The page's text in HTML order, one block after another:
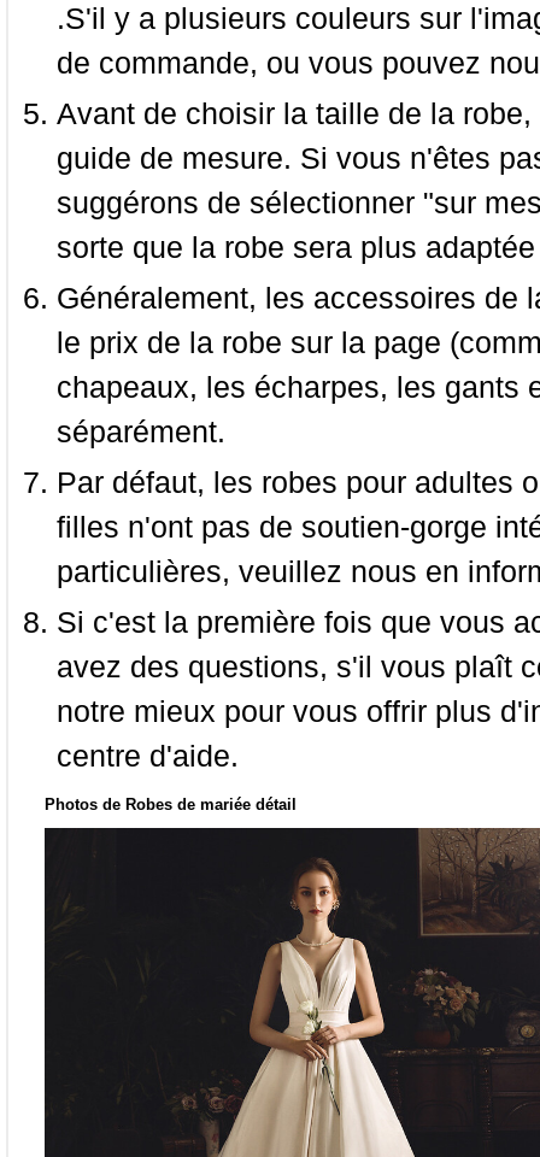
.S'il y a plusieurs couleurs sur
de commande, ou vous pouvez
Avant de choisir la taille de la
guide de mesure. Si vous n'êtes
suggérons de sélectionner "sur
sorte que la robe sera plus
Généralement, les accessoires de
le prix de la robe sur la page
chapeaux, les écharpes, les gants
séparément.
Par défaut, les robes pour adultes
filles n'ont pas de soutien-gorge
particulières, veuillez nous en
Si c'est la première fois que vous
avez des questions, s'il vous plaît
notre mieux pour vous offrir plus
centre d'aide.
Photos de Robes de mariée détail